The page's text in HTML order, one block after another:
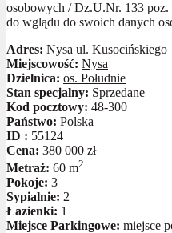
osobowych / Dz.U.Nr. 133
do wglądu do swoich danych
Adres: Nysa ul. Kusocińskiego
Miejscowość: Nysa
Dzielnica: os. Południe
Stan specjalny: Sprzedane
Kod pocztowy: 48-300
Państwo: Polska
ID : 55124
Cena: 380 000 zł
Metraż: 60 m2
Pokoje: 3
Sypialnie: 2
Łazienki: 1
Miejsce Parkingowe: miejsce